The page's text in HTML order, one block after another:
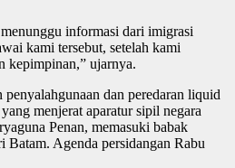
informasi dari imigrasi
kami tersebut, setelah kami
kepimpinan,” ujarnya.
penyalahgunaan dan peredaran liquid
menjerat aparatur sipil negara
Penan, memasuki babak
Batam. Agenda persidangan Rabu